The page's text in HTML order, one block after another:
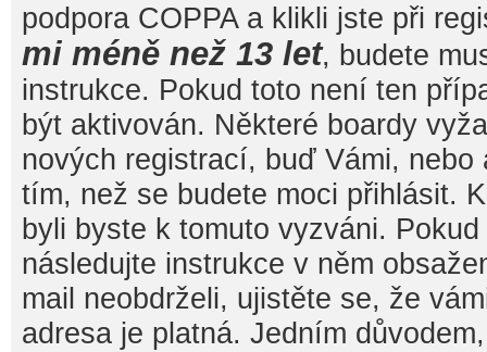
podpora COPPA a klikli jste při
mi méně než 13 let, budete
instrukce. Pokud toto není ten
být aktivován. Některé boardy
nových registrací, buď Vámi, nebo
tím, než se budete moci přihlásit.
byli byste k tomuto vyzváni.
následujte instrukce v něm
mail neobdrželi, ujistěte se, že
adresa je platná. Jedním